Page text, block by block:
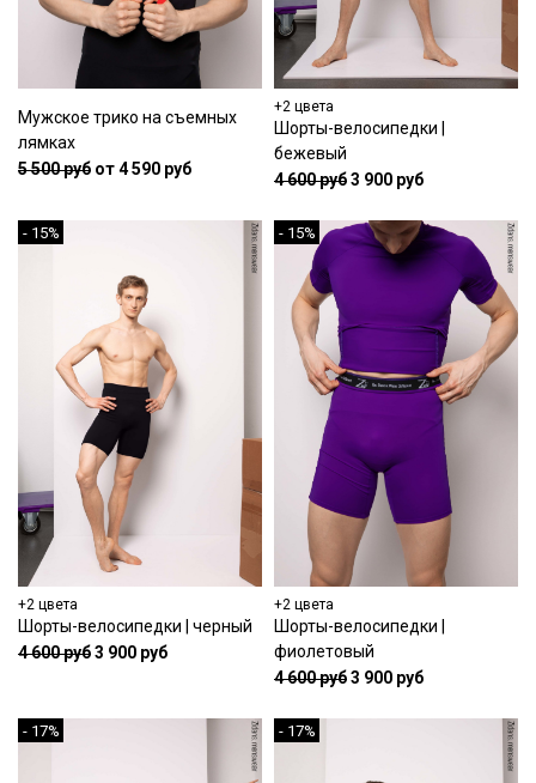
Мужское трико на съемных
лямках
5 500 руб от 4 590 руб
+2 цвета
Шорты-велосипедки |
бежевый
4 600 руб3 900 руб
- 15%
+2 цвета
Шорты-велосипедки | черный
4 600 руб3 900 руб
- 15%
+2 цвета
Шорты-велосипедки |
фиолетовый
4 600 руб3 900 руб
- 17% - 17%